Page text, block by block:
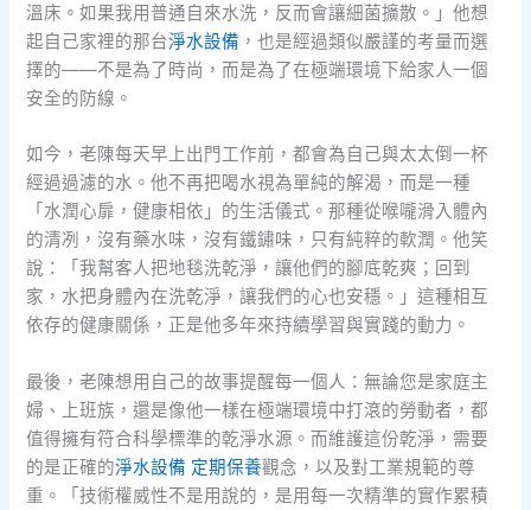
溫床。如果我用普通自來水洗，反而會讓細菌擴散。」他想
起自己家裡的那台淨水設備 ，也是經過類似嚴謹的考量而選
擇的——不是為了時尚，而是為了在極端環境下給家人一個
安全的防線。
如今，老陳每天早上出門工作前，都會為自己與太太倒一杯
經過過濾的水。他不再把喝水視為單純的解渴，而是一種
「水潤心扉，健康相依」的生活儀式。那種從喉嚨滑入體內
的清冽，沒有藥水味，沒有鐵鏽味，只有純粹的軟潤。他笑
說：「我幫客人把地毯洗乾淨，讓他們的腳底乾爽；回到
家，水把身體內在洗乾淨，讓我們的心也安穩。」這種相互
依存的健康關係，正是他多年來持續學習與實踐的動力。
最後，老陳想用自己的故事提醒每一個人：無論您是家庭主
婦、上班族，還是像他一樣在極端環境中打滾的勞動者，都
值得擁有符合科學標準的乾淨水源。而維護這份乾淨，需要
的是正確的淨水設備 定期保養觀念，以及對工業規範的尊
重。「技術權威性不是用說的，是用每一次精準的實作累積